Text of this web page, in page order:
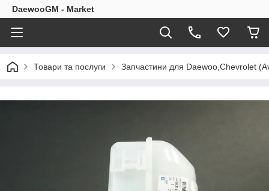
DaewooGM - Market
Товари та послуги Запчастини для Daewoo,Chevrolet